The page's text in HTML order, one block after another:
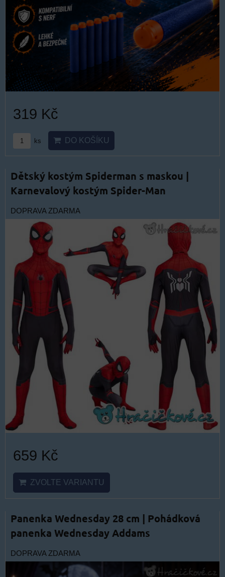
319 Kč
ks DO KOŠÍKU
Dětský kostým Spiderman s maskou |
Karnevalový kostým Spider-Man
DOPRAVA ZDARMA
659 Kč
ZVOLTE VARIANTU
Panenka Wednesday 28 cm | Pohádková
panenka Wednesday Addams
DOPRAVA ZDARMA